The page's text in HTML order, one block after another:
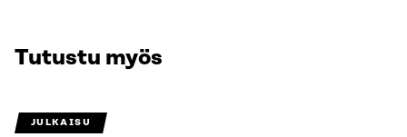
Tutustu myös
JULKAISU